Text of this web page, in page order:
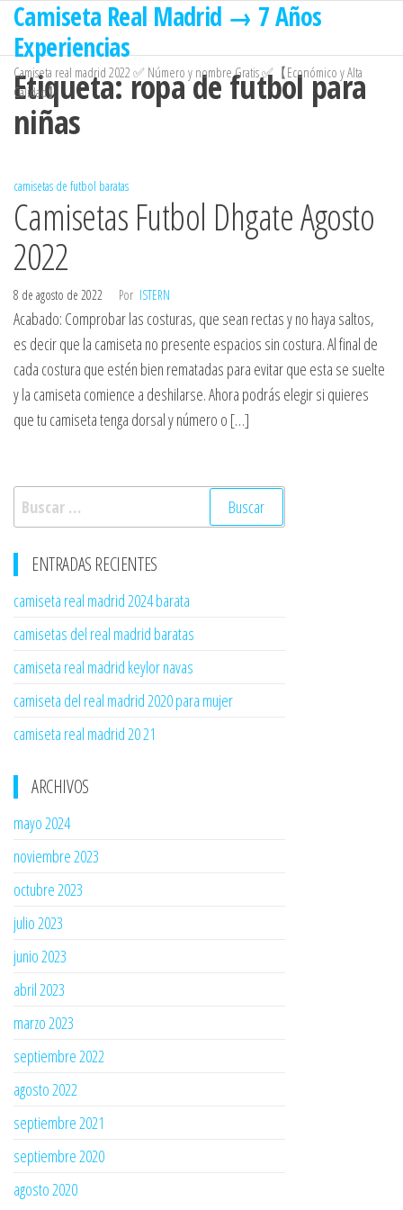
Saltar
contenido
Camiseta Real Madrid → 7 Años
Experiencias
Camiseta real madrid 2022 ✅ Número y nombre Gratis ✅【Económico y Alta
Calidad】
Etiqueta:ropa de futbol para
niñas
camisetas de futbol baratas
Camisetas Futbol Dhgate Agosto
2022
8 de agosto de 2022 Por ISTERN
Acabado: Comprobar las costuras, que sean rectas y no haya saltos,
es decir que la camiseta no presente espacios sin costura. Al final de
cada costura que estén bien rematadas para evitar que esta se suelte
y la camiseta comience a deshilarse. Ahora podrás elegir si quieres
que tu camiseta tenga dorsal y número o […]
Buscar:
ENTRADAS RECIENTES
camiseta real madrid 2024 barata
camisetas del real madrid baratas
camiseta real madrid keylor navas
camiseta del real madrid 2020 para mujer
camiseta real madrid 20 21
ARCHIVOS
mayo 2024
noviembre 2023
octubre 2023
julio 2023
junio 2023
abril 2023
marzo 2023
septiembre 2022
agosto 2022
septiembre 2021
septiembre 2020
agosto 2020